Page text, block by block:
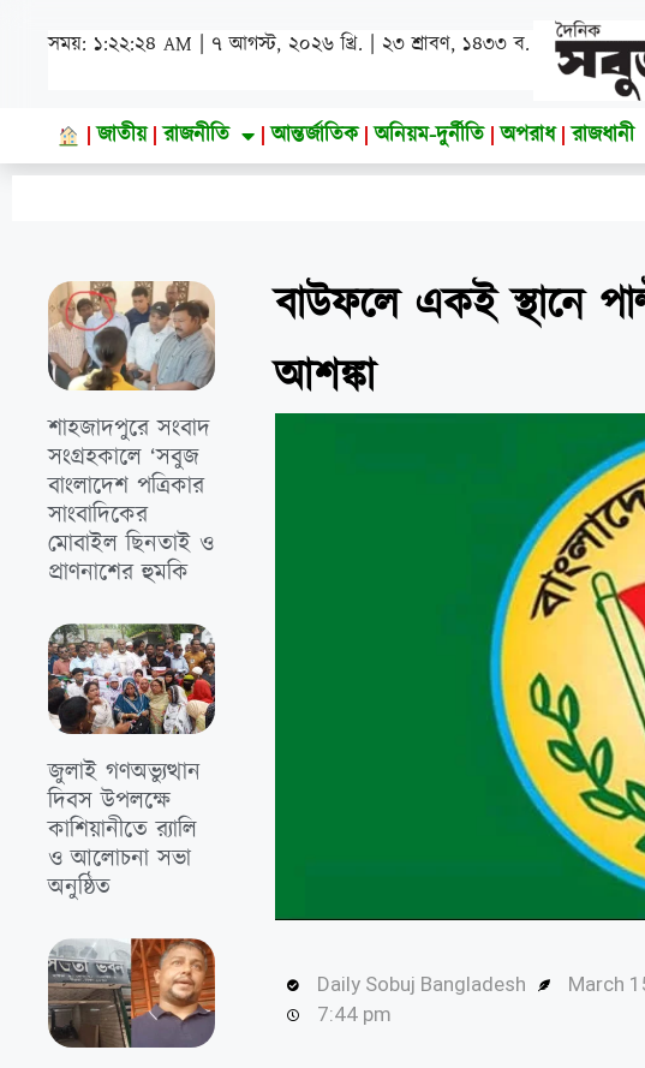
সময়: ১:২২:২৬ AM | ৭ আগস্ট, ২০২৬ খ্রি. | ২৩ শ্রাবণ, ১৪৩৩ ব.
জাতীয় রাজনীতি আন্তর্জাতিক অনিয়ম-দুর্নীতি অপরাধ রাজধানী
শাহজাদপুরে সংবাদ
সংগ্রহকালে ‘সবুজ
বাংলাদেশ পত্রিকার
সাংবাদিকের
মোবাইল ছিনতাই ও
প্রাণনাশের হুমকি
জুলাই গণঅভ্যুত্থান
দিবস উপলক্ষে
কাশিয়ানীতে র‍্যালি
ও আলোচনা সভা
অনুষ্ঠিত
বাউফলে একই স্থানে
আশঙ্কা
Daily Sobuj Bangladesh
March
7:44 pm